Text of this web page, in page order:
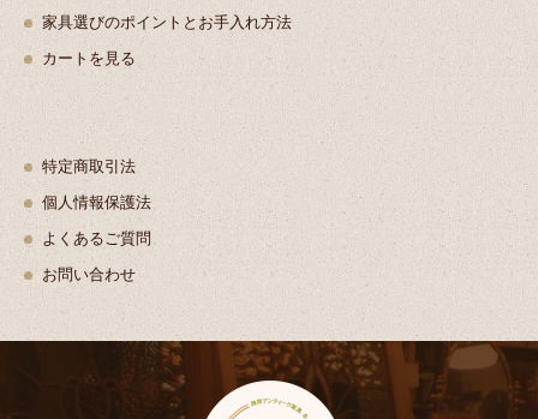
家具選びのポイントとお手入れ方法
カートを見る
特定商取引法
個人情報保護法
よくあるご質問
お問い合わせ